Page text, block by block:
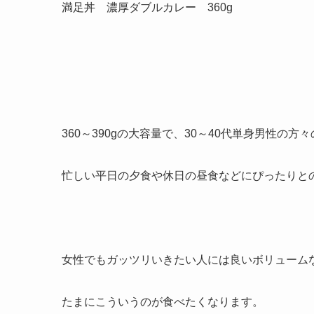
満足丼 濃厚ダブルカレー 360g
360～390gの大容量で、30～40代単身男性の方々
忙しい平日の夕食や休日の昼食などにぴったりと
女性でもガッツリいきたい人には良いボリューム
たまにこういうのが食べたくなります。